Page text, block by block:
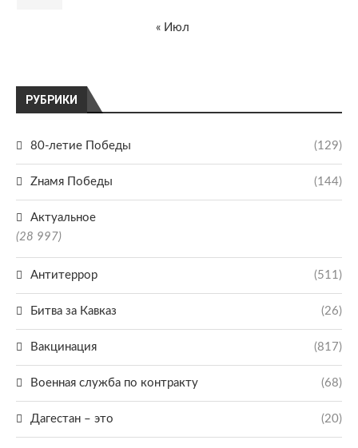
РУБРИКИ
80-летие Победы (129)
Zнамя Победы (144)
Актуальное
(28 997)
Антитеррор (511)
Битва за Кавказ (26)
Вакцинация (817)
Военная служба по контракту (68)
Дагестан – это (20)
« Июл